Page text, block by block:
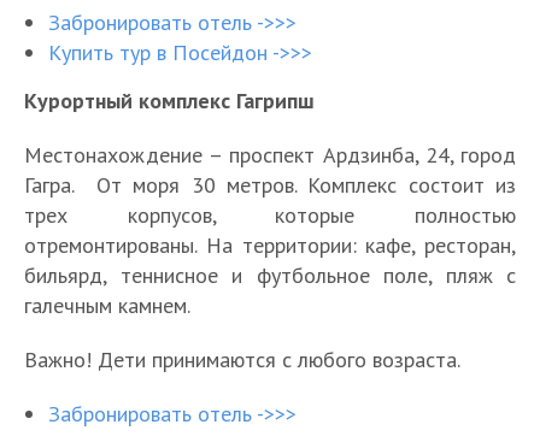
Забронировать отель ->>>
Купить тур в Посейдон ->>>
Курортный комплекс Гагрипш
Местонахождение – проспект Ардзинба, 24, город
Гагра. От моря 30 метров. Комплекс состоит из
трех корпусов, которые полностью
отремонтированы. На территории: кафе, ресторан,
бильярд, теннисное и футбольное поле, пляж с
галечным камнем.
Важно! Дети принимаются с любого возраста.
Забронировать отель ->>>